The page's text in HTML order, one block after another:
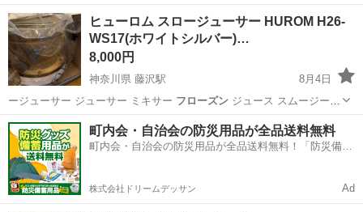
ローズン
ドリンク - カ… シャーベットとフローズンドリンク作成 -…
滋賀 近江八幡市
ヒューロム スロージューサー HUROM H26-
WS17(ホワイトシルバー)…
8,000円
神奈川県 藤沢駅
8月4日
ージューサー ジューサー ミキサー フローズンジュース スムージー
【商品状態…
神奈川 藤沢市 藤沢駅 キッチン家電
町内会・自治会の防災用品が全品送料無料
町内会・自治会の防災用品が全品送料無料！「防災備蓄
株式会社ドリームデッサン Ad